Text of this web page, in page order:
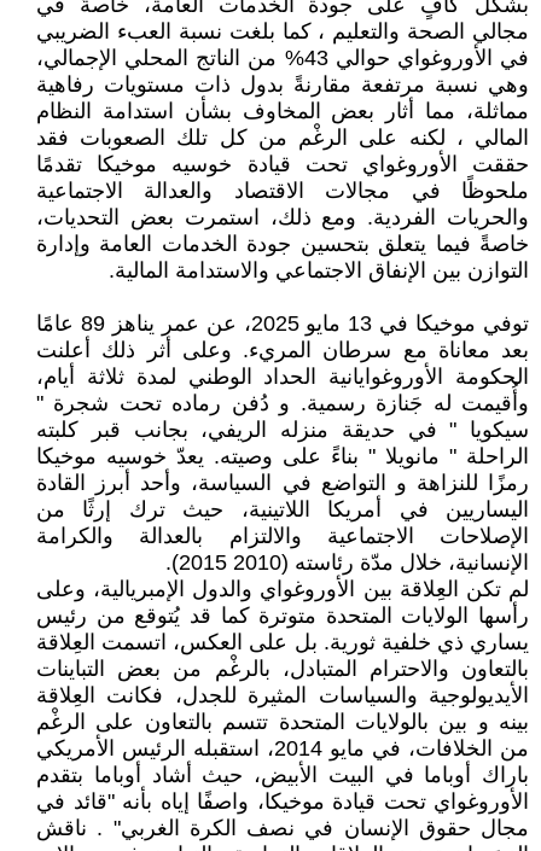
بشكل كافٍ على جودة الخدمات العامة، خاصةً في
مجالي الصحة والتعليم ، كما بلغت نسبة العبء الضريبي
في الأوروغواي حوالي 43% من الناتج المحلي الإجمالي،
وهي نسبة مرتفعة مقارنةً بدول ذات مستويات رفاهية
مماثلة، مما أثار بعض المخاوف بشأن استدامة النظام
المالي ، لكنه على الرغْم من كل تلك الصعوبات فقد
حققت الأوروغواي تحت قيادة خوسيه موخيكا تقدمًا
ملحوظًا في مجالات الاقتصاد والعدالة الاجتماعية
والحريات الفردية. ومع ذلك، استمرت بعض التحديات،
خاصةً فيما يتعلق بتحسين جودة الخدمات العامة وإدارة
التوازن بين الإنفاق الاجتماعي والاستدامة المالية.
توفي موخيكا في 13 مايو 2025، عن عمر يناهز 89 عامًا
بعد معاناة مع سرطان المريء. وعلى أثر ذلك أعلنت
الحكومة الأوروغوايانية الحداد الوطني لمدة ثلاثة أيام،
وأُقيمت له جَنازة رسمية. و دُفن رماده تحت شجرة "
سيكويا " في حديقة منزله الريفي، بجانب قبر كلبته
الراحلة " مانويلا " بناءً على وصيته. يعدّ خوسيه موخيكا
رمزًا للنزاهة و التواضع في السياسة، وأحد أبرز القادة
اليساريين في أمريكا اللاتينية، حيث ترك إرثًا من
الإصلاحات الاجتماعية والالتزام بالعدالة والكرامة
الإنسانية، خلال مدّة رئاسته (2010 2015).
لم تكن العِلاقة بين الأوروغواي والدول الإمبريالية، وعلى
رأسها الولايات المتحدة متوترة كما قد يُتوقع من رئيس
يساري ذي خلفية ثورية. بل على العكس، اتسمت العِلاقة
بالتعاون والاحترام المتبادل، بالرغْم من بعض التباينات
الأيديولوجية والسياسات المثيرة للجدل، فكانت العِلاقة
بينه و بين بالولايات المتحدة تتسم بالتعاون على الرغْم
من الخلافات، في مايو 2014، استقبله الرئيس الأمريكي
باراك أوباما في البيت الأبيض، حيث أشاد أوباما بتقدم
الأوروغواي تحت قيادة موخيكا، واصفًا إياه بأنه "قائد في
مجال حقوق الإنسان في نصف الكرة الغربي" . ناقش